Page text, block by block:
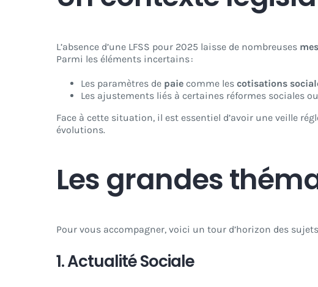
L’absence d’une LFSS pour 2025 laisse de nombreuses
Parmi les éléments incertains :
Les paramètres de paie comme les cotisations
Les ajustements liés à certaines réformes sociales
Face à cette situation, il est essentiel d’avoir une veille
évolutions.
Les grandes
Pour vous accompagner, voici un tour d’horizon des
1. Actualité Sociale